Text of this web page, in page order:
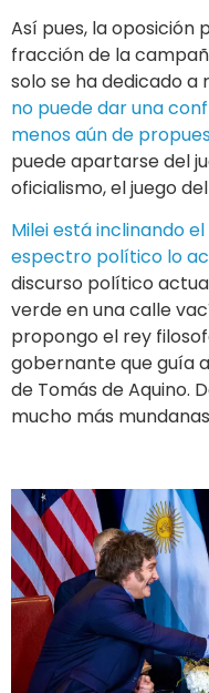
Así pues, la oposición
fracción de la
solo se ha dedicado a
no puede dar una
menos aún de
puede apartarse del
oficialismo, el juego
Milei está inclinando
espectro político lo
discurso político
verde en una calle
propongo el rey
gobernante que guía
de Tomás de Aquino.
mucho más